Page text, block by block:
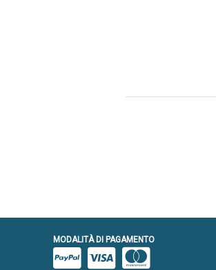
MODALITÀ DI PAGAMENTO